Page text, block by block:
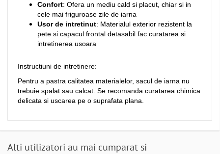
Confort: Ofera un mediu cald si placut, chiar si in
cele mai friguroase zile de iarna
Usor de intretinut: Materialul exterior rezistent la
pete si capacul frontal detasabil fac curatarea si
intretinerea usoara
Instructiuni de intretinere:
Pentru a pastra calitatea materialelor, sacul de iarna nu
trebuie spalat sau calcat. Se recomanda curatarea chimica
delicata si uscarea pe o suprafata plana.
Alti utilizatori au mai cumparat si